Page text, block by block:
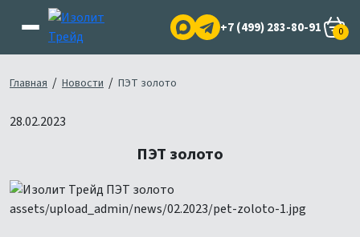
+7 (499) 283-80-91 0
Главная / Новости / ПЭТ золото
28.02.2023
ПЭТ золото